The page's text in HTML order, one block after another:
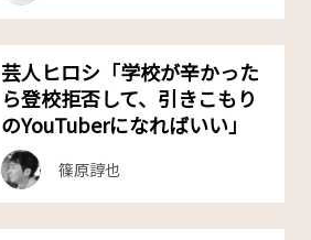
芸人ヒロシ「学校が辛かった
ら登校拒否して、引きこもり
のYouTuberになればいい」
篠原諄也